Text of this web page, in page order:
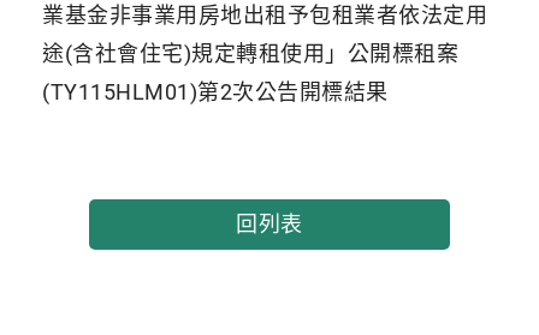
業基金非事業用房地出租予包租業者依法定用
途(含社會住宅)規定轉租使用」公開標租案
(TY115HLM01)第2次公告開標結果
回列表